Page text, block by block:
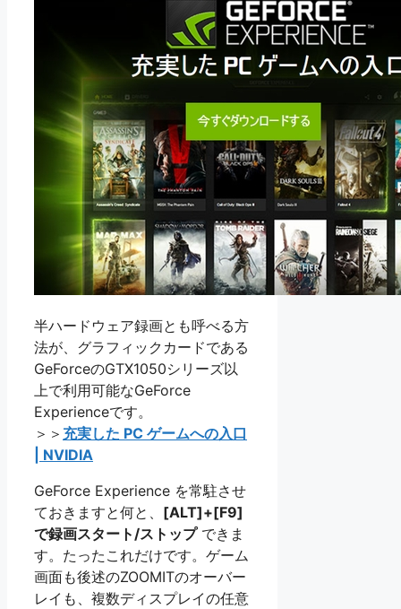
半ハードウェア録画とも呼べる方
法が、グラフィックカードである
GeForceのGTX1050シリーズ以
上で利用可能なGeForce
Experienceです。
＞＞ 充実した PC ゲームへの入口
| NVIDIA
GeForce Experience を常駐させ
ておきますと何と、 [ALT]+[F9]
で録画スタート/ストップできま
す。たったこれだけです。ゲーム
画面も後述のZOOMITのオーバー
レイも、複数ディスプレイの任意